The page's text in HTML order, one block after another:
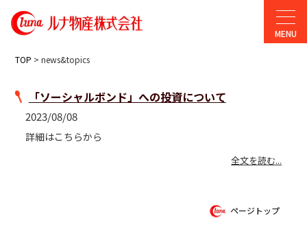
TOP > news&topics
「ソーシャルボンド」への投資について
2023/08/08
詳細はこちらから
全文を読む...
ページトップ